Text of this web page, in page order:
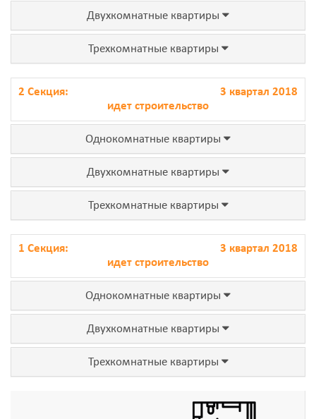
Двухкомнатные квартиры
Трехкомнатные квартиры
2 Секция:
3 квартал 2018
идет строительство
Однокомнатные квартиры
Двухкомнатные квартиры
Трехкомнатные квартиры
1 Секция:
3 квартал 2018
идет строительство
Однокомнатные квартиры
Двухкомнатные квартиры
Трехкомнатные квартиры